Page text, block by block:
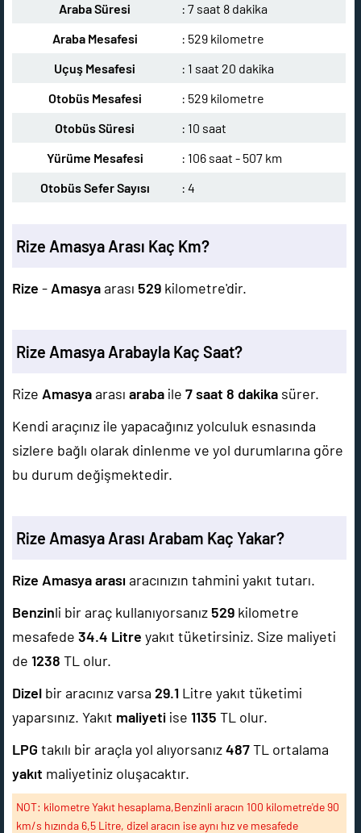
Araba Süresi
: 7 saat 8 dakika
Araba Mesafesi
: 529 kilometre
Uçuş Mesafesi
: 1 saat 20 dakika
Otobüs Mesafesi
: 529 kilometre
Otobüs Süresi
: 10 saat
Yürüme Mesafesi
: 106 saat - 507 km
Otobüs Sefer Sayısı
: 4
Rize Amasya Arası Kaç Km?
Rize - Amasyaarası 529 kilometre'dir.
Rize Amasya Arabayla Kaç Saat?
Rize Amasyaarası araba ile 7 saat 8 dakika sürer.
Kendi araçınız ile yapacağınız yolculuk esnasında
sizlere bağlı olarak dinlenme ve yol durumlarına göre
bu durum değişmektedir.
Rize Amasya Arası Arabam Kaç Yakar?
Rize Amasya arasıaracınızın tahmini yakıt tutarı.
Benzinli bir araç kullanıyorsanız 529 kilometre
mesafede 34.4 Litre yakıt tüketirsiniz. Size maliyeti
de 1238 TL olur.
Dizel bir aracınız varsa 29.1 Litre yakıt tüketimi
yaparsınız. Yakıt maliyeti ise 1135 TL olur.
LPG takılı bir araçla yol alıyorsanız487TL ortalama
yakıt maliyetiniz oluşacaktır.
NOT: kilometre Yakıt hesaplama,Benzinli aracın 100 kilometre'de 90
km/s hızında 6,5 Litre, dizel aracın ise aynı hız ve mesafede